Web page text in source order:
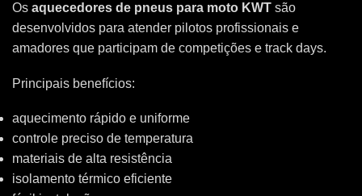
Os aquecedores de pneus para moto KWT são
desenvolvidos para atender pilotos profissionais e
amadores que participam de competições e track days.
Principais benefícios:
aquecimento rápido e uniforme
controle preciso de temperatura
materiais de alta resistência
isolamento térmico eficiente